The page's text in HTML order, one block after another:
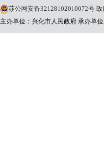
苏公网安备32128102010072号 政
主办单位：兴化市人民政府 承办单